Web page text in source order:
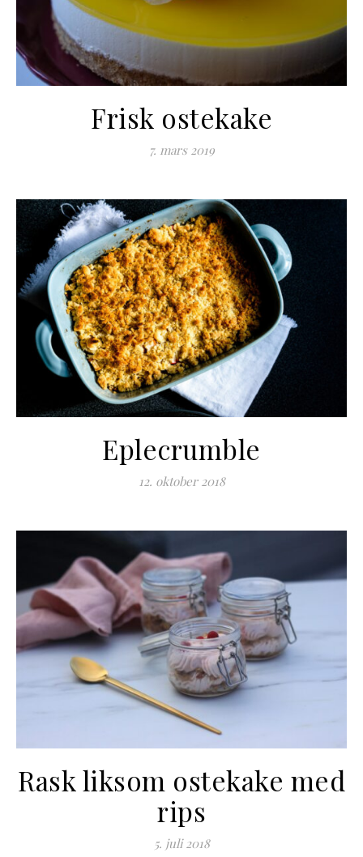
Frisk ostekake
7. mars 2019
Eplecrumble
12. oktober 2018
Rask liksom ostekake med
rips
5. juli 2018